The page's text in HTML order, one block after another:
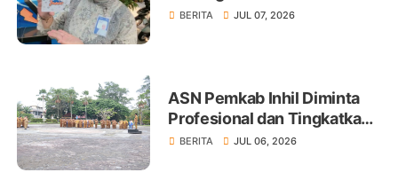
Produk BritAma Junio
BERITA JUL 07, 2026
ASN Pemkab Inhil Diminta
Profesional dan Tingkatkan
Pelayanan Publik
BERITA JUL 06, 2026